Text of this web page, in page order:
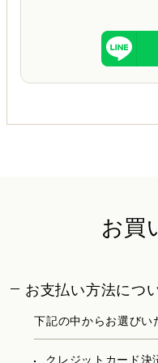
お買
お支払い方法につ
下記の中からお選びい
クレジットカード決